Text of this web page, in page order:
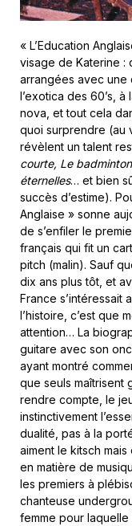
« L’Education
visage de Katerine :
arrangées avec une
l’exotica des 60’s,
nova, et tout cela
quoi surprendre (au
révèlent un talent
courte, Le
éternelles… et bien
succès d’estime).
Anglaise » sonne
de s’enfiler le
français qui fit un
pitch (malin). Sauf
dix ans plus tôt, et
France s’intéressait
l’histoire, c’est que
attention… La
guitare avec son
ayant montré
que seuls maîtrisent
rendre compte, le
instinctivement
dualité, pas à la
aiment le kitsch
en matière de
les premiers à
chanteuse
femme pour laquelle